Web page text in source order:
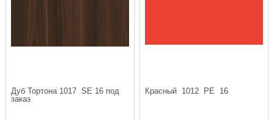
Дуб Тортона 1017  SE 16 под
заказ
Красный  1012  РЕ  16